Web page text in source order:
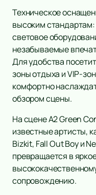
Техническое
высоким
световое
незабываемые
Для удобства
зоны отдыха и VIP-
комфортно
обзором сцены.
На сцене A2 Green
известные артисты,
Bizkit, Fall Out Boy и
превращается в
сопровождению.